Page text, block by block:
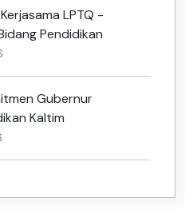
LPTQ -
Pendidikan
Gubernur
Kaltim